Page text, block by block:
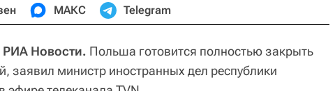
МАКС Telegram
Новости. Польша готовится полностью закрыть
заявил министр иностранных дел республики